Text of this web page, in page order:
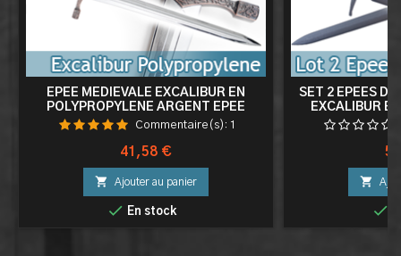
EPEE MEDIEVALE EXCALIBUR EN
POLYPROPYLENE ARGENT EPEE
ENTRAINEMENT COMBAT
Commentaire(s): 1
Prix
41,58 €
 Ajouter au panier
 En stock
SET 2 EPEES
EXCALIBUR
115CM

